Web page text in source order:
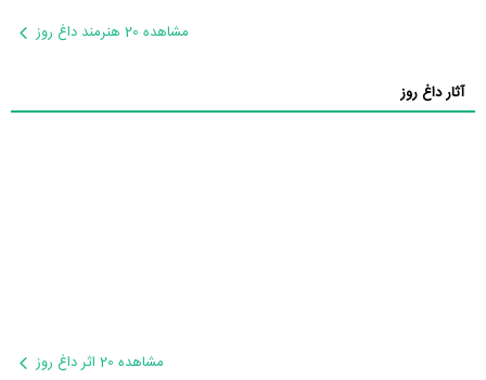
مشاهده 20 هنرمند داغ روز
آثار داغ روز
مشاهده 20 اثر داغ روز